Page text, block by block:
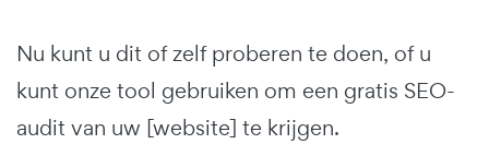
Nu kunt u dit of zelf proberen te doen, of u
kunt onze tool gebruiken om een gratis SEO-
audit van uw [website] te krijgen.